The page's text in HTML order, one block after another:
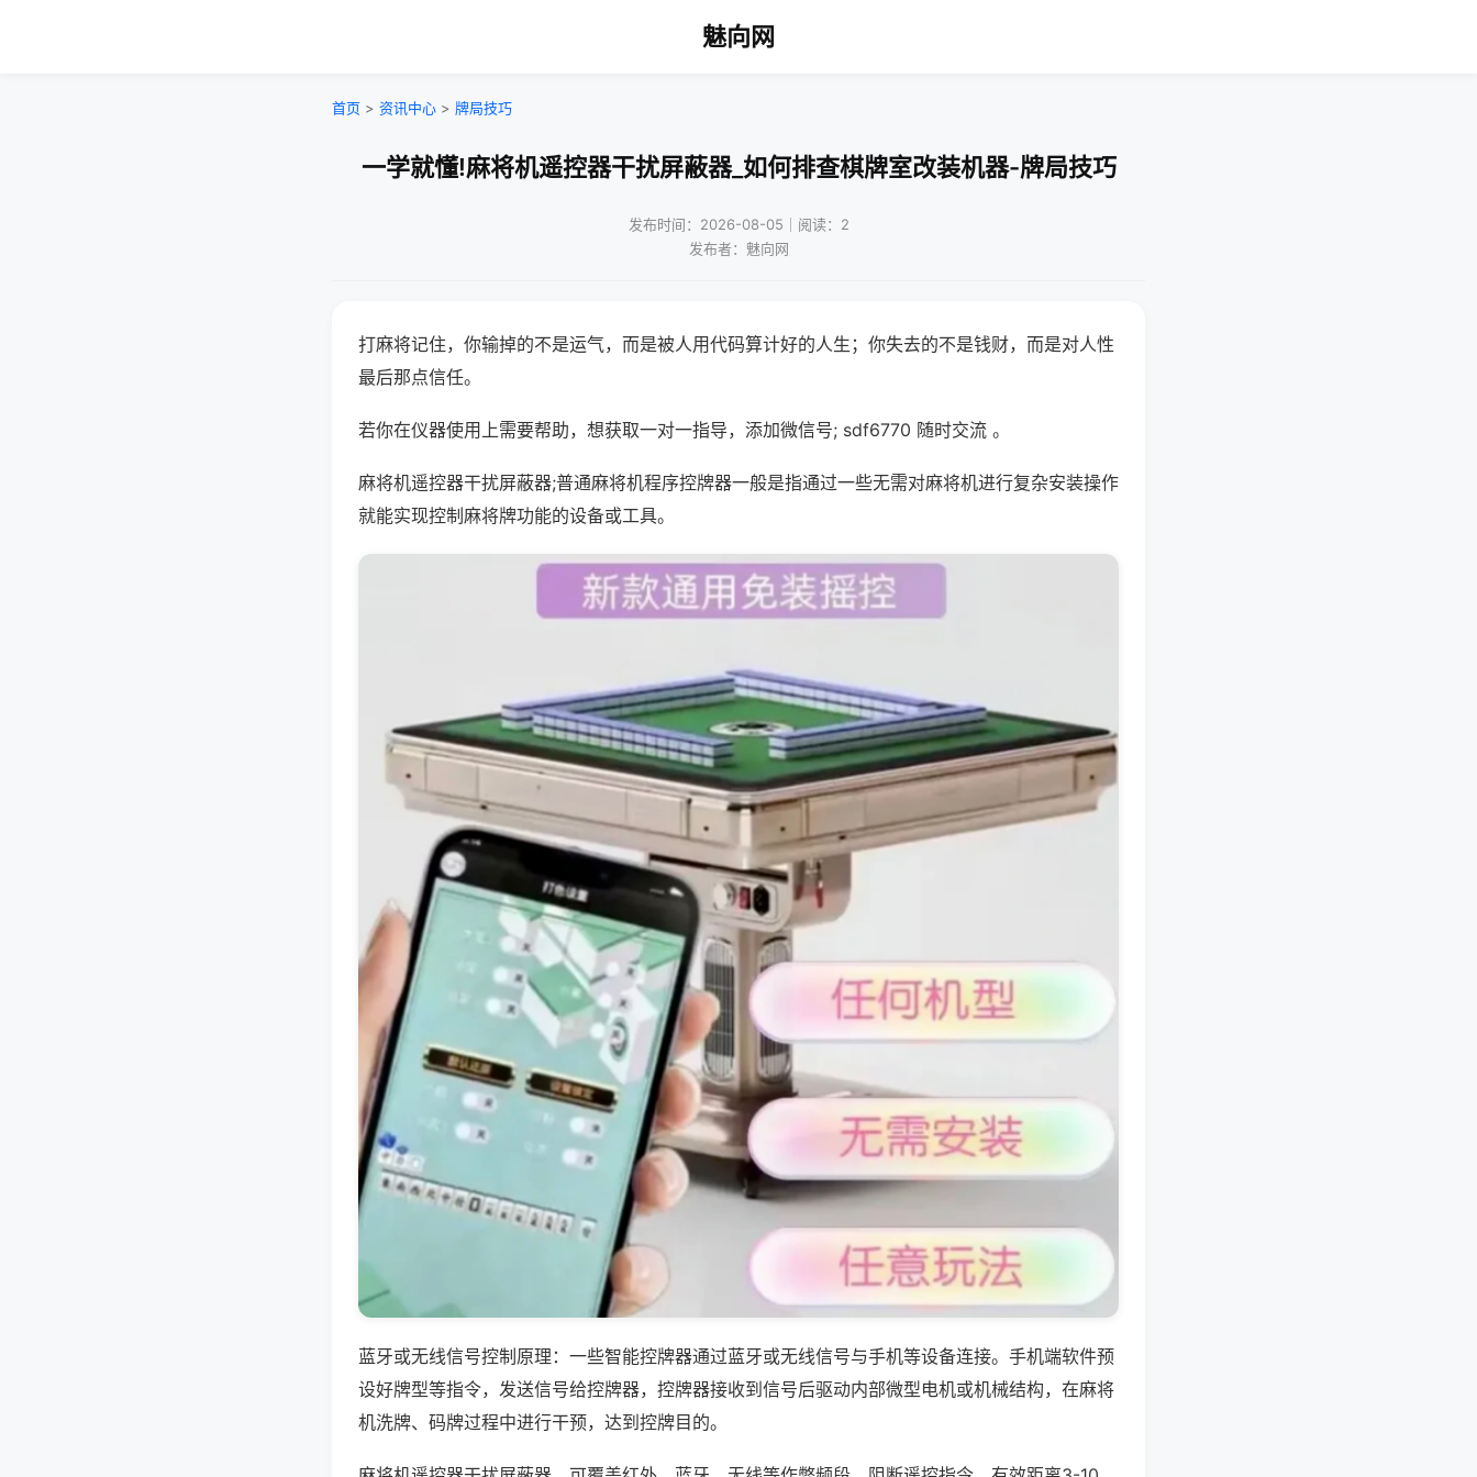
魅向网
首页 > 资讯中心 > 牌局技巧
一学就懂!麻将机遥控器干扰屏蔽器_如何排查棋牌室改装机器-牌局技巧
发布时间：2026-08-05｜阅读：2
发布者：魅向网
打麻将记住，你输掉的不是运气，而是被人用代码算计好的人生；你失去的不是钱财，而是对人性
最后那点信任。
若你在仪器使用上需要帮助，想获取一对一指导，添加微信号; sdf6770 随时交流 。
麻将机遥控器干扰屏蔽器;普通麻将机程序控牌器一般是指通过一些无需对麻将机进行复杂安装操作
就能实现控制麻将牌功能的设备或工具。
蓝牙或无线信号控制原理：一些智能控牌器通过蓝牙或无线信号与手机等设备连接。手机端软件预
设好牌型等指令，发送信号给控牌器，控牌器接收到信号后驱动内部微型电机或机械结构，在麻将
机洗牌、码牌过程中进行干预，达到控牌目的。